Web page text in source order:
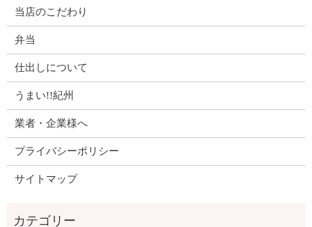
当店のこだわり
弁当
仕出しについて
うまい!!紀州
業者・企業様へ
プライバシーポリシー
サイトマップ